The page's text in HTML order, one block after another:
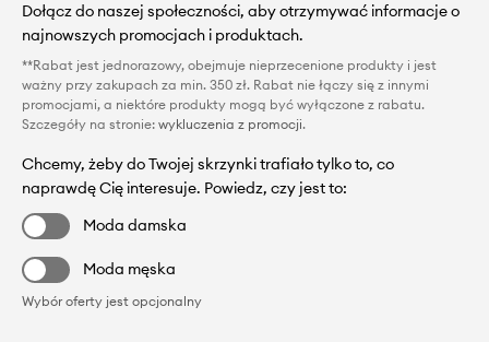
Dołącz do naszej społeczności, aby otrzymywać informacje o
najnowszych promocjach i produktach.
**Rabat jest jednorazowy, obejmuje nieprzecenione produkty i jest
ważny przy zakupach za min. 350 zł. Rabat nie łączy się z innymi
promocjami, a niektóre produkty mogą być wyłączone z rabatu.
Szczegóły na stronie: wykluczenia z promocji.
Chcemy, żeby do Twojej skrzynki trafiało tylko to, co
naprawdę Cię interesuje. Powiedz, czy jest to:
Moda damska
Moda męska
Wybór oferty jest opcjonalny